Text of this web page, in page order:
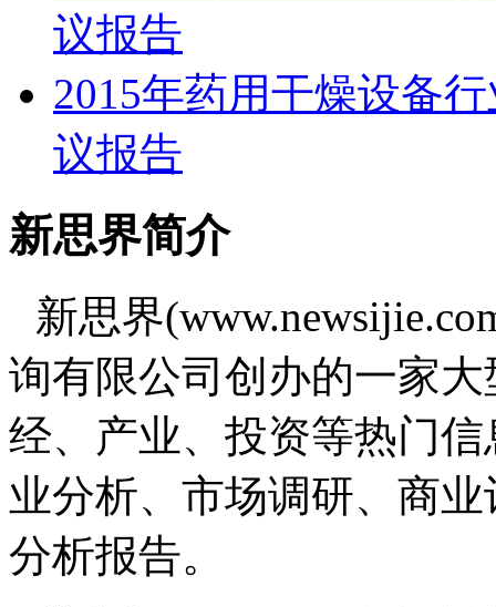
议报告
2015年药用干燥设备
议报告
新思界简介
新思界
询有限公司创办的一家
经、产业、投资等热门
业分析、市场调研、商
分析报告。